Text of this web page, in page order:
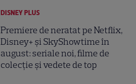
DISNEY PLUS
Premiere de neratat pe Netflix,
Disney+ și SkyShowtime în
august: seriale noi, filme de
colecție și vedete de top